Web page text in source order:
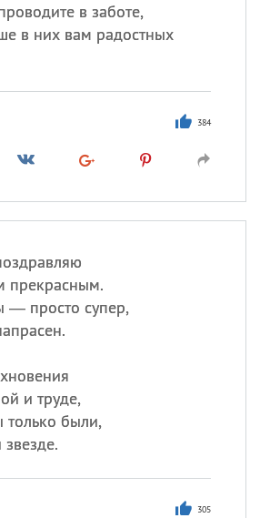
в заботе,
в них вам радостных
384
прекрасным.
— просто супер,
и труде,
только были,
305